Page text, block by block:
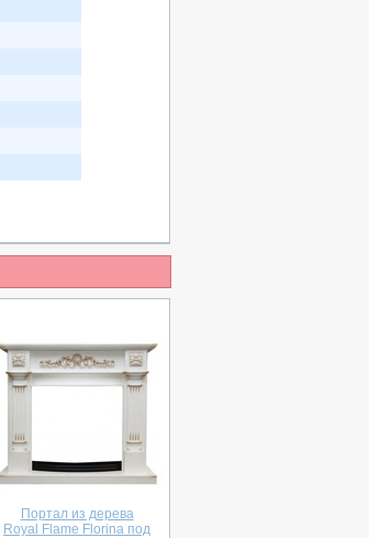
Портал из дерева
Royal Flame Florina под